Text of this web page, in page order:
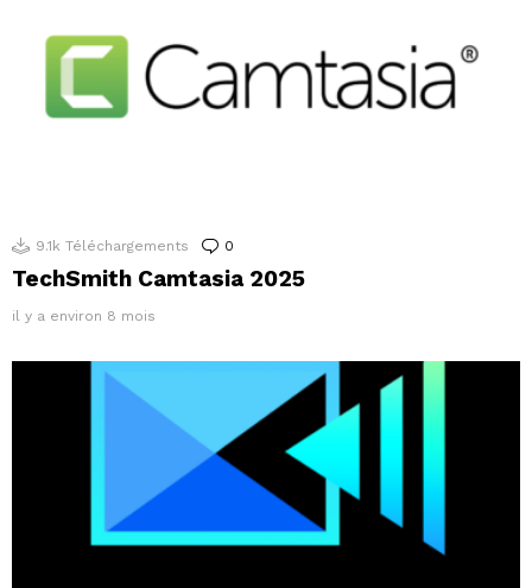
9.1k Téléchargements 0
TechSmith Camtasia 2025
il y a environ 8 mois